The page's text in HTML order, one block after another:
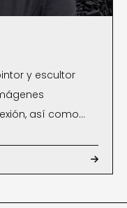
y escultor
así como
sido
y
